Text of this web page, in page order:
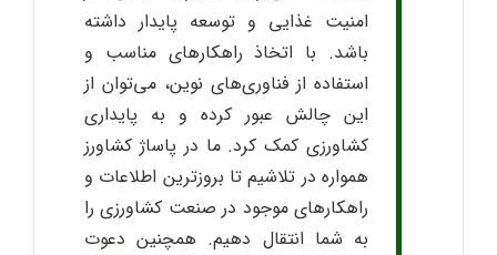
امنیت غذایی و توسعه پایدار داشته
باشد. با اتخاذ راهکارهای مناسب و
استفاده از فناوری‌های نوین، می‌توان از
این چالش عبور کرده و به پایداری
کشاورزی کمک کرد. ما در پاساژ کشاورز
همواره در تلاشیم تا بروزترین اطلاعات و
راهکارهای موجود در صنعت کشاورزی را
به شما انتقال دهیم. همچنین دعوت